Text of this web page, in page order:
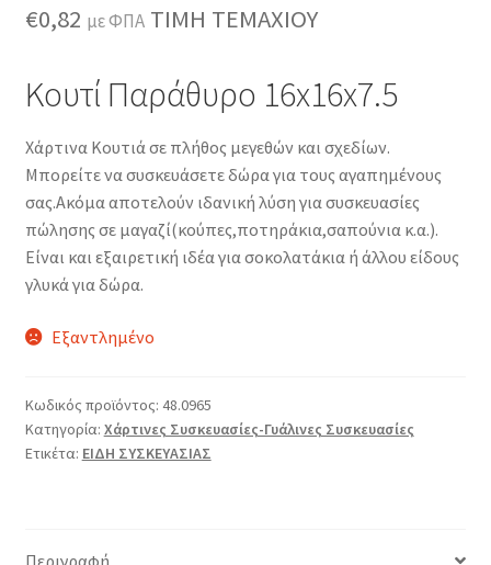
€0,82 με ΦΠΑ ΤΙΜΗ ΤΕΜΑΧΙΟΥ
Κουτί Παράθυρο 16x16x7.5
Χάρτινα Κουτιά σε πλήθος μεγεθών και σχεδίων.
Μπορείτε να συσκευάσετε δώρα για τους αγαπημένους
σας.Ακόμα αποτελούν ιδανική λύση για συσκευασίες
πώλησης σε μαγαζί(κούπες,ποτηράκια,σαπούνια κ.α.).
Είναι και εξαιρετική ιδέα για σοκολατάκια ή άλλου είδους
γλυκά για δώρα.
Εξαντλημένο
Κωδικός προϊόντος: 48.0965
Κατηγορία: Χάρτινες Συσκευασίες-Γυάλινες Συσκευασίες
Ετικέτα: ΕΙΔΗ ΣΥΣΚΕΥΑΣΙΑΣ
Περιγραφή